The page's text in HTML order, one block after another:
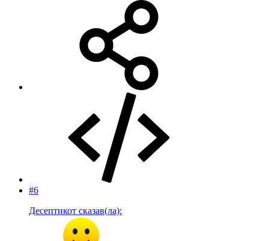
#6
Десептикот сказав(ла):